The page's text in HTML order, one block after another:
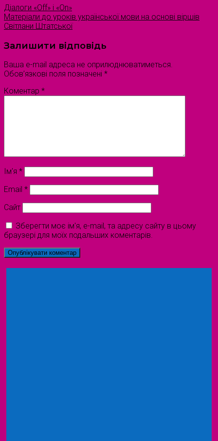
Діалоги «Оff» і «Оn»
Матеріали до уроків української мови на основі віршів
Світлани Штатської
Залишити відповідь
Ваша e-mail адреса не оприлюднюватиметься.
Обов’язкові поля позначені *
Коментар *
Ім'я *
Email *
Сайт
Зберегти моє ім'я, e-mail, та адресу сайту в цьому
браузері для моїх подальших коментарів.